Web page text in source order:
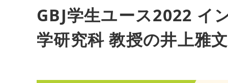
GBJ学生ユース2022 イ
学研究科 教授の井上雅文